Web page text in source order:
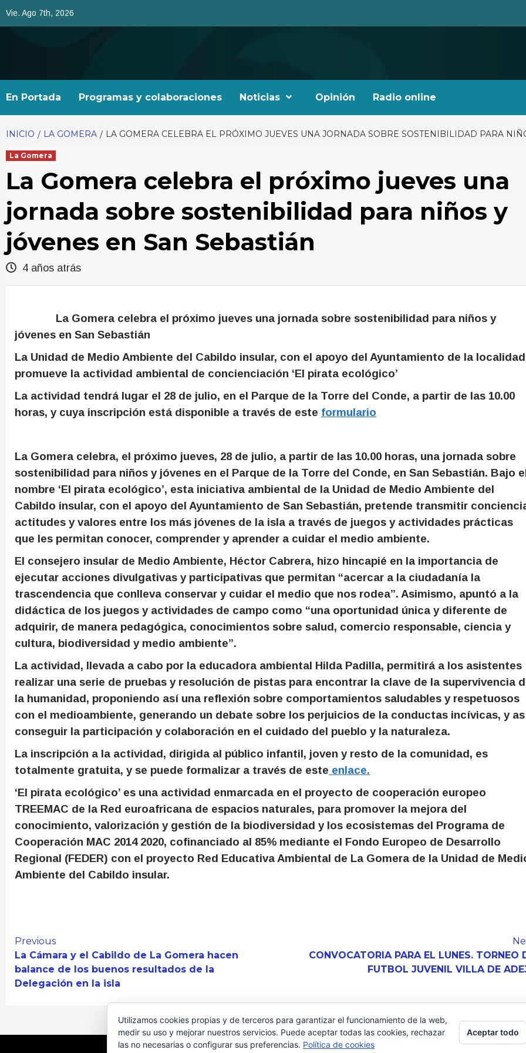
Vie. Ago 7th, 2026
En Portada Programas y colaboraciones Noticias Opinión Radio online
INICIO LA GOMERA LA GOMERA CELEBRA EL PRÓXIMO JUEVES UNA JORNADA SOBRE SOSTENIBILIDAD PARA
La Gomera
La Gomera celebra el próximo jueves una
jornada sobre sostenibilidad para niños y
jóvenes en San Sebastián
4 años atrás
La Gomera celebra el próximo jueves una jornada sobre sostenibilidad para niños y
jóvenes en San Sebastián
La Unidad de Medio Ambiente del Cabildo insular, con el apoyo del Ayuntamiento de la
promueve la actividad ambiental de concienciación ‘El pirata ecológico’
La actividad tendrá lugar el 28 de julio, en el Parque de la Torre del Conde, a partir de las 10.00
horas, y cuya inscripción está disponible a través de este formulario
La Gomera celebra, el próximo jueves, 28 de julio, a partir de las 10.00 horas, una jornada sobre
sostenibilidad para niños y jóvenes en el Parque de la Torre del Conde, en San Sebastián. Bajo
nombre ‘El pirata ecológico’, esta iniciativa ambiental de la Unidad de Medio Ambiente del
Cabildo insular, con el apoyo del Ayuntamiento de San Sebastián, pretende transmitir
actitudes y valores entre los más jóvenes de la isla a través de juegos y actividades prácticas
que les permitan conocer, comprender y aprender a cuidar el medio ambiente.
El consejero insular de Medio Ambiente, Héctor Cabrera, hizo hincapié en la importancia de
ejecutar acciones divulgativas y participativas que permitan “acercar a la ciudadanía la
trascendencia que conlleva conservar y cuidar el medio que nos rodea”. Asimismo, apuntó a la
didáctica de los juegos y actividades de campo como “una oportunidad única y diferente de
adquirir, de manera pedagógica, conocimientos sobre salud, comercio responsable, ciencia y
cultura, biodiversidad y medio ambiente”.
La actividad, llevada a cabo por la educadora ambiental Hilda Padilla, permitirá a los asistentes
realizar una serie de pruebas y resolución de pistas para encontrar la clave de la supervivencia
la humanidad, proponiendo así una reflexión sobre comportamientos saludables y respetuosos
con el medioambiente, generando un debate sobre los perjuicios de la conductas incívicas, y
conseguir la participación y colaboración en el cuidado del pueblo y la naturaleza.
La inscripción a la actividad, dirigida al público infantil, joven y resto de la comunidad, es
totalmente gratuita, y se puede formalizar a través de este enlace.
‘El pirata ecológico’ es una actividad enmarcada en el proyecto de cooperación europeo
TREEMAC de la Red euroafricana de espacios naturales, para promover la mejora del
conocimiento, valorización y gestión de la biodiversidad y los ecosistemas del Programa de
Cooperación MAC 2014 2020, cofinanciado al 85% mediante el Fondo Europeo de Desarrollo
Regional (FEDER) con el proyecto Red Educativa Ambiental de La Gomera de la Unidad de
Ambiente del Cabildo insular.
Continue
Reading
Previous
La Cámara y el Cabildo de La Gomera hacen
balance de los buenos resultados de la
Delegación en la isla
CONVOCATORIA PARA EL LUNES. TORNEO
FUTBOL JUVENIL VILLA DE
Utilizamos cookies propias y de terceros para garantizar el funcionamiento de la web,
medir su uso y mejorar nuestros servicios. Puede aceptar todas las cookies, rechazar
las no necesarias o configurar sus preferencias. Política de cookies
Aceptar todo